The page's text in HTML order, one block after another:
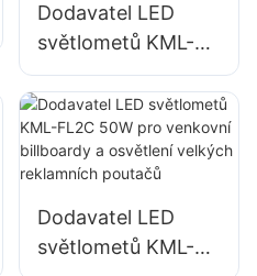
Dodavatel LED
světlometů KML-
FL05 150W pro
osvětlení parkovišť
a skladovacích
prostor
Dodavatel LED
světlometů KML-